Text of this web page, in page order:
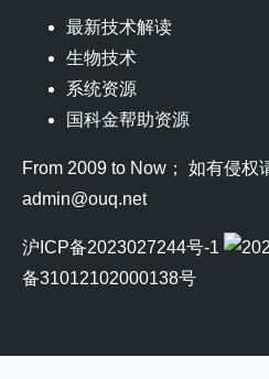
最新技术解读
生物技术
系统资源
国科金帮助资源
From 2009 to Now； 如有侵权
admin@ouq.net
沪ICP备2023027244号-1
备31012102000138号